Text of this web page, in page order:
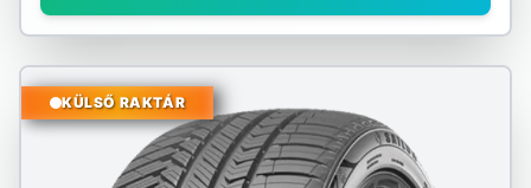
KÜLSŐ RAKTÁR